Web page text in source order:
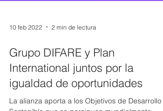
10 feb 2022 2 min de lectura
Grupo DIFARE y Plan
International juntos por la
igualdad de oportunidades